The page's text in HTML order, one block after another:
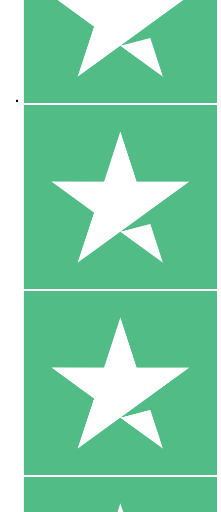
1 Nedladdningar
10 00
10 Nedladdningar
20 00